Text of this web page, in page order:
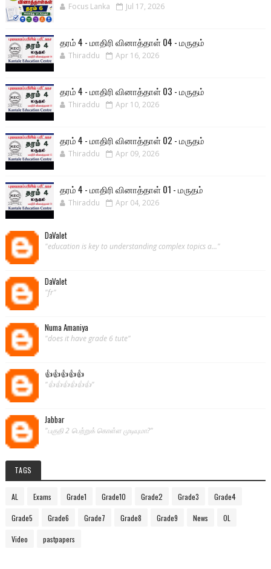
Focus Lanka Jul 17, 2026
தரம் 4 - மாதிரி வினாத்தாள் 04 - மருதம்
Thiraddu Apr 16, 2026
தரம் 4 - மாதிரி வினாத்தாள் 03 - மருதம்
Thiraddu Apr 10, 2026
தரம் 4 - மாதிரி வினாத்தாள் 02 - மருதம்
Thiraddu Apr 09, 2026
தரம் 4 - மாதிரி வினாத்தாள் 01 - மருதம்
Thiraddu Apr 04, 2026
DaValet
"education is key to understanding complex topics a..."
DaValet
"fr"
Numa Amaniya
"does it have grade 6 tute"
👍👍👍👍👍
"👍👍👍👍👍👍"
Jabbar
"பகுதி 2 பெற்றுக் கொள்ள முடியுமா?"
TAGS
AL Exams Grade1 Grade10 Grade2 Grade3 Grade4
Grade5 Grade6 Grade7 Grade8 Grade9 News OL
Video pastpapers